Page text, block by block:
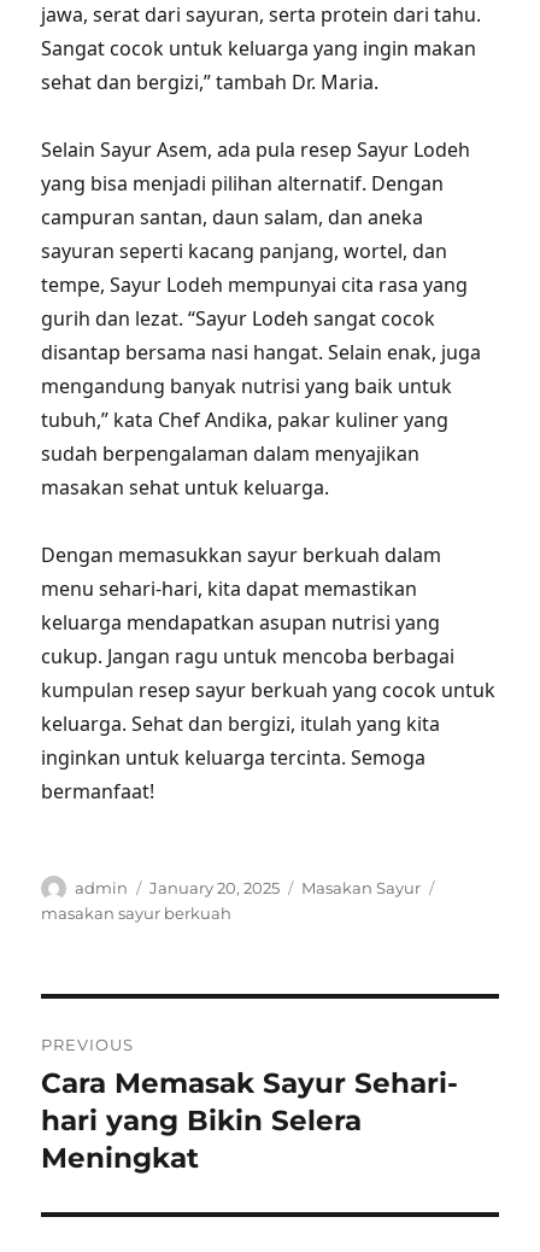
jawa, serat dari sayuran, serta protein dari tahu.
Sangat cocok untuk keluarga yang ingin makan
sehat dan bergizi,” tambah Dr. Maria.
Selain Sayur Asem, ada pula resep Sayur Lodeh
yang bisa menjadi pilihan alternatif. Dengan
campuran santan, daun salam, dan aneka
sayuran seperti kacang panjang, wortel, dan
tempe, Sayur Lodeh mempunyai cita rasa yang
gurih dan lezat. “Sayur Lodeh sangat cocok
disantap bersama nasi hangat. Selain enak, juga
mengandung banyak nutrisi yang baik untuk
tubuh,” kata Chef Andika, pakar kuliner yang
sudah berpengalaman dalam menyajikan
masakan sehat untuk keluarga.
Dengan memasukkan sayur berkuah dalam
menu sehari-hari, kita dapat memastikan
keluarga mendapatkan asupan nutrisi yang
cukup. Jangan ragu untuk mencoba berbagai
kumpulan resep sayur berkuah yang cocok untuk
keluarga. Sehat dan bergizi, itulah yang kita
inginkan untuk keluarga tercinta. Semoga
bermanfaat!
Author
admin
Posted
on
January 20, 2025 Categories
Masakan Sayur
masakan sayur berkuah
navigation
PREVIOUS
Previous
post:
Cara Memasak Sayur Sehari-
hari yang Bikin Selera
Meningkat